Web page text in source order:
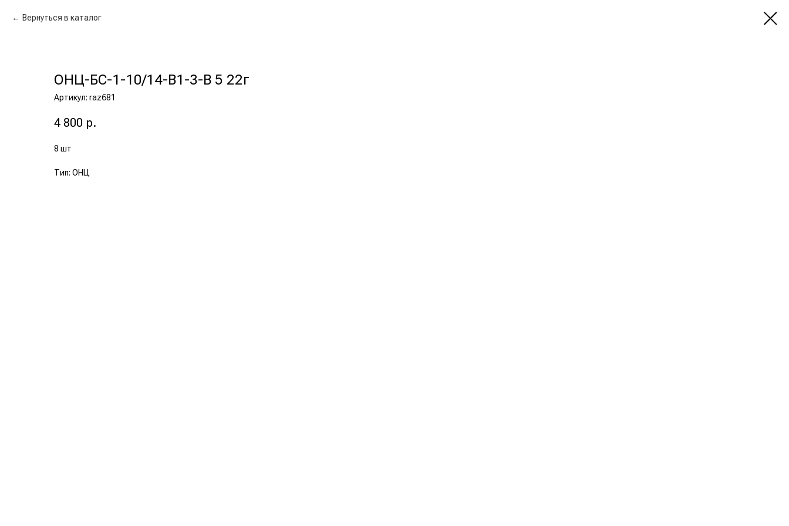
Вернуться в каталог
ОНЦ-БС-1-10/14-В1-3-В 5 22г
Артикул: raz681
4 800 р.
8 шт
Тип: ОНЦ